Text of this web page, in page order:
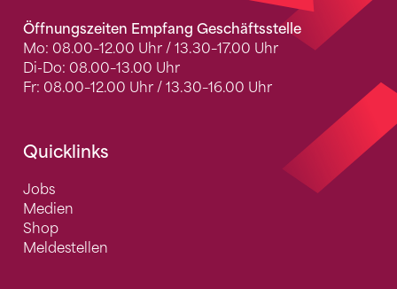
Öffnungszeiten Empfang Geschäftsstelle
Mo: 08.00–12.00 Uhr / 13.30–17.00 Uhr
Di-Do: 08.00–13.00 Uhr
Fr: 08.00–12.00 Uhr / 13.30–16.00 Uhr
Quicklinks
Jobs
Medien
Shop
Meldestellen